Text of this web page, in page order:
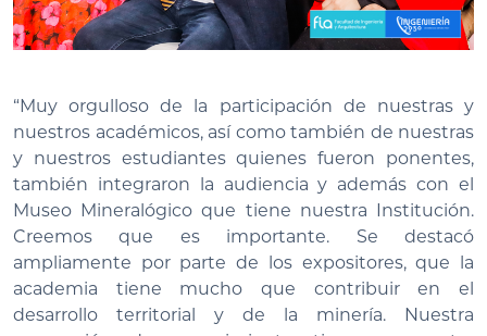
“Muy orgulloso de la participación de nuestras y
nuestros académicos, así como también de nuestras
y nuestros estudiantes quienes fueron ponentes,
también integraron la audiencia y además con el
Museo Mineralógico que tiene nuestra Institución.
Creemos que es importante. Se destacó
ampliamente por parte de los expositores, que la
academia tiene mucho que contribuir en el
desarrollo territorial y de la minería. Nuestra